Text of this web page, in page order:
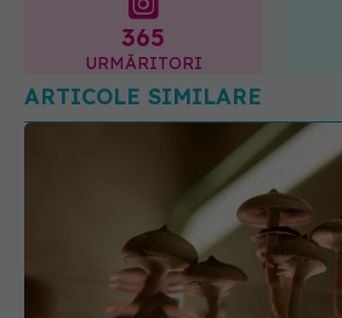
365
URMĂRITORI
ARTICOLE SIMILARE